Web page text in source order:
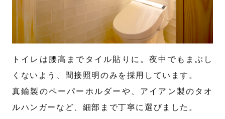
トイレは腰高までタイル貼りに。夜中でもまぶし
くないよう、間接照明のみを採用しています。
真鍮製のペーパーホルダーや、アイアン製のタオ
ルハンガーなど、細部まで丁寧に選びました。